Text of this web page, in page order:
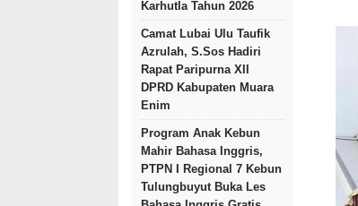
Karhutla Tahun 2026
Camat Lubai Ulu Taufik
Azrulah, S.Sos Hadiri
Rapat Paripurna XII
DPRD Kabupaten Muara
Enim
Program Anak Kebun
Mahir Bahasa Inggris,
PTPN I Regional 7 Kebun
Tulungbuyut Buka Les